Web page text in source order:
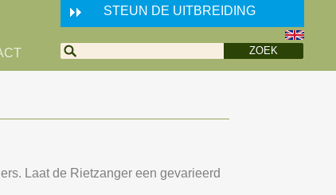
STEUN DE UITBREIDING
Laat de Rietzanger een gevarieerd